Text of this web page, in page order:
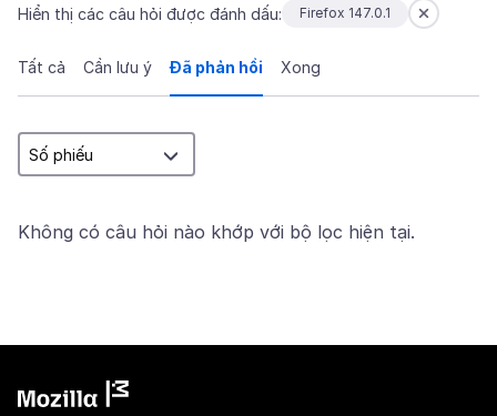
Hiển thị các câu hỏi được đánh dấu: Firefox 147.0.1
Tất cả Cần lưu ý Đã phản hồi Xong
Không có câu hỏi nào khớp với bộ lọc hiện tại.